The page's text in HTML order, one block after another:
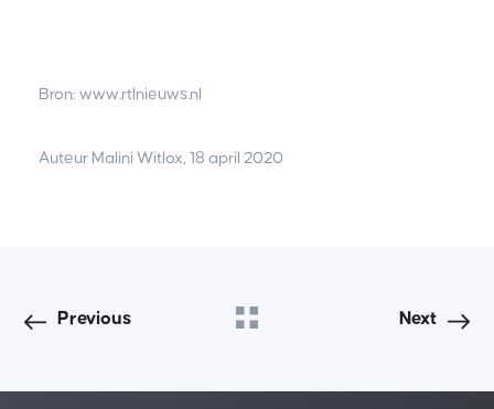
Bron: www.rtlnieuws.nl
Auteur Malini Witlox, 18 april 2020
Previous Next